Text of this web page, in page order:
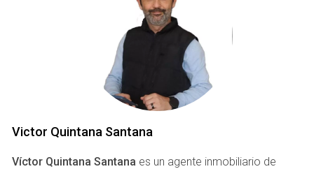
desde la investigación inicial hasta la firma final del
PASOS PARA COMPRAR UNA
PROPIEDAD DE LUJO EN
Victor Quintana Santana
Víctor Quintana Santana es un agente inmobiliario de